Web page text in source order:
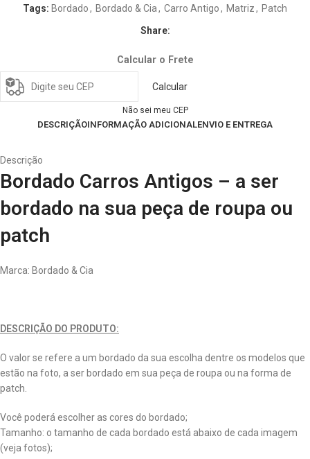
Tags: Bordado, Bordado & Cia, Carro Antigo, Matriz, Patch
Share:
Calcular o Frete
Calcular
Não sei meu CEP
DESCRIÇÃOINFORMAÇÃO ADICIONALENVIO E ENTREGA
Descrição
Bordado Carros Antigos – a ser
bordado na sua peça de roupa ou
patch
Marca: Bordado & Cia
DESCRIÇÃO DO PRODUTO:
O valor se refere a um bordado da sua escolha dentre os modelos que
estão na foto, a ser bordado em sua peça de roupa ou na forma de
patch.
Você poderá escolher as cores do bordado;
Tamanho: o tamanho de cada bordado está abaixo de cada imagem
(veja fotos);